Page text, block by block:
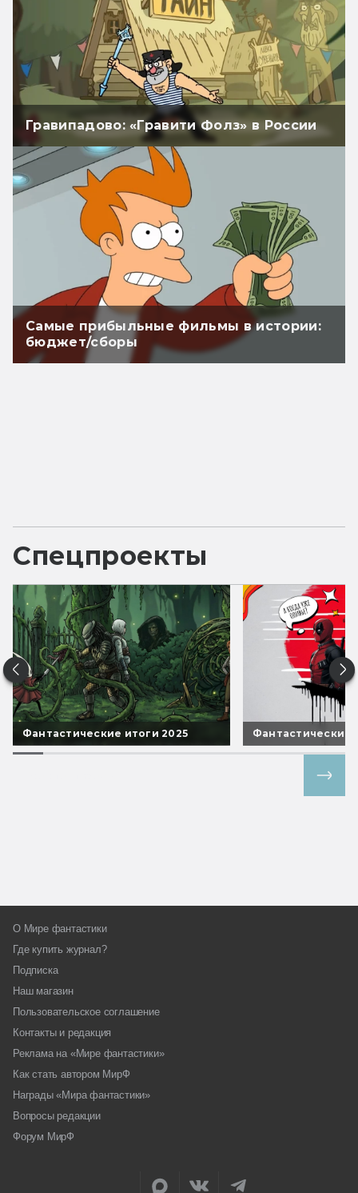
Гравипадово: «Гравити Фолз» в России
Самые прибыльные фильмы в истории:
бюджет/сборы
Спецпроекты
Фантастические итоги 2025 Фантастические
О Мире фантастики
Где купить журнал?
Подписка
Наш магазин
Пользовательское соглашение
Контакты и редакция
Реклама на «Мире фантастики»
Как стать автором МирФ
Награды «Мира фантастики»
Вопросы редакции
Форум МирФ